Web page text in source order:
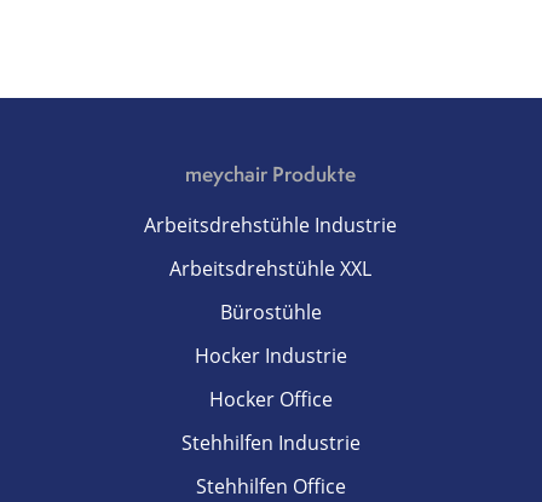
meychair Produkte
Arbeitsdrehstühle Industrie
Arbeitsdrehstühle XXL
Bürostühle
Hocker Industrie
Hocker Office
Stehhilfen Industrie
Stehhilfen Office